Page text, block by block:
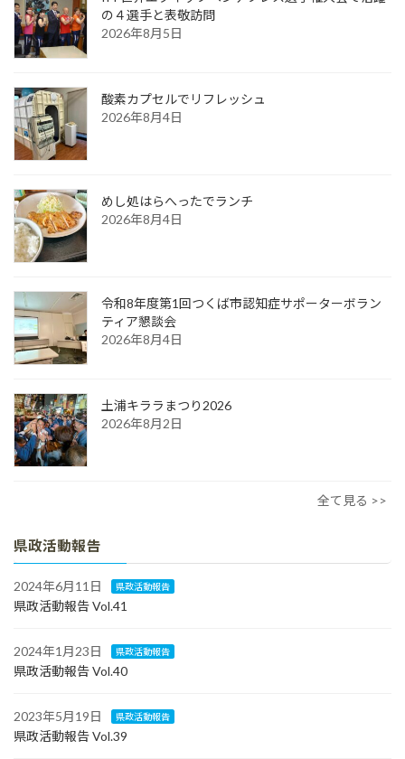
の４選手と表敬訪問
2026年8月5日
酸素カプセルでリフレッシュ
2026年8月4日
めし処はらへったでランチ
2026年8月4日
令和8年度第1回つくば市認知症サポーターボラン
ティア懇談会
2026年8月4日
土浦キララまつり2026
2026年8月2日
全て見る >>
県政活動報告
2024年6月11日 県政活動報告
県政活動報告 Vol.41
2024年1月23日 県政活動報告
県政活動報告 Vol.40
2023年5月19日 県政活動報告
県政活動報告 Vol.39